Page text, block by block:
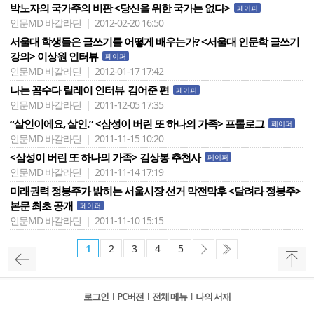
박노자의 국가주의 비판 <당신을 위한 국가는 없다> 페이퍼
인문MD 바갈라딘 | 2012-02-20 16:50
서울대 학생들은 글쓰기를 어떻게 배우는가? <서울대 인문학 글쓰기
강의> 이상원 인터뷰
페이퍼
인문MD 바갈라딘 | 2012-01-17 17:42
나는 꼼수다 릴레이 인터뷰_김어준 편 페이퍼
인문MD 바갈라딘 | 2011-12-05 17:35
“살인이에요, 살인.” <삼성이 버린 또 하나의 가족> 프롤로그 페이퍼
인문MD 바갈라딘 | 2011-11-15 10:20
<삼성이 버린 또 하나의 가족> 김상봉 추천사 페이퍼
인문MD 바갈라딘 | 2011-11-14 17:19
미래권력 정봉주가 밝히는 서울시장 선거 막전막후 <달려라 정봉주>
본문 최초 공개
페이퍼
인문MD 바갈라딘 | 2011-11-10 15:15
1 2 3 4 5
로그인 l PC버전 l 전체 메뉴 l 나의 서재